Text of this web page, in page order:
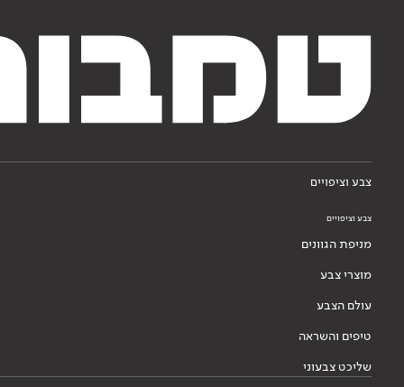
צבע וציפויים
צבע וציפויים
מניפת הגוונים
מוצרי צבע
עולם הצבע
טיפים והשראה
שליכט צבעוני